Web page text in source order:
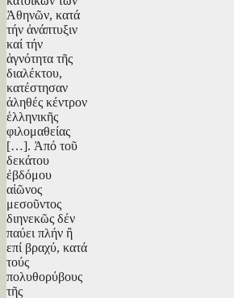
Ἀθηνῶν, κατά
τήν ἀνάπτυξιν
καί τήν
ἁγνότητα τῆς
διαλέκτου,
κατέστησαν
ἀληθές κέντρον
ἑλληνικῆς
φιλομαθείας
[…]. Ἀπό τοῦ
δεκάτου
ἐβδόμου
αἰῶνος
μεσοῦντος
διηνεκῶς δέν
παύει πλήν ἢ
επί βραχύ, κατά
τούς
πολυθορύβους
τῆς